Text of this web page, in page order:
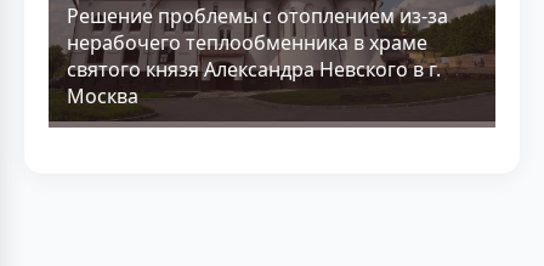
Решение проблемы с отоплением из-за
нерабочего теплообменника в храме
святого князя Александра Невского в г.
Москва